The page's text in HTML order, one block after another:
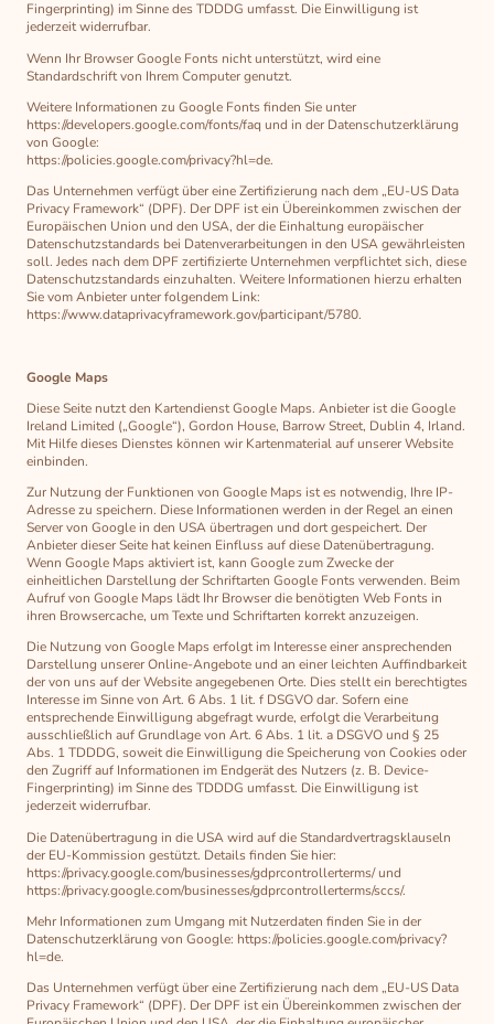
Fingerprinting) im Sinne des TDDDG umfasst. Die Einwilligung ist
jederzeit widerrufbar.
Wenn Ihr Browser Google Fonts nicht unterstützt, wird eine
Standardschrift von Ihrem Computer genutzt.
Weitere Informationen zu Google Fonts finden Sie unter
https://developers.google.com/fonts/faq und in der Datenschutzerklärung
von Google:
https://policies.google.com/privacy?hl=de.
Das Unternehmen verfügt über eine Zertifizierung nach dem „EU-US Data
Privacy Framework“ (DPF). Der DPF ist ein Übereinkommen zwischen der
Europäischen Union und den USA, der die Einhaltung europäischer
Datenschutzstandards bei Datenverarbeitungen in den USA gewährleisten
soll. Jedes nach dem DPF zertifizierte Unternehmen verpflichtet sich, diese
Datenschutzstandards einzuhalten. Weitere Informationen hierzu erhalten
Sie vom Anbieter unter folgendem Link:
https://www.dataprivacyframework.gov/participant/5780.
Google Maps
Diese Seite nutzt den Kartendienst Google Maps. Anbieter ist die Google
Ireland Limited („Google“), Gordon House, Barrow Street, Dublin 4, Irland.
Mit Hilfe dieses Dienstes können wir Kartenmaterial auf unserer Website
einbinden.
Zur Nutzung der Funktionen von Google Maps ist es notwendig, Ihre IP-
Adresse zu speichern. Diese Informationen werden in der Regel an einen
Server von Google in den USA übertragen und dort gespeichert. Der
Anbieter dieser Seite hat keinen Einfluss auf diese Datenübertragung.
Wenn Google Maps aktiviert ist, kann Google zum Zwecke der
einheitlichen Darstellung der Schriftarten Google Fonts verwenden. Beim
Aufruf von Google Maps lädt Ihr Browser die benötigten Web Fonts in
ihren Browsercache, um Texte und Schriftarten korrekt anzuzeigen.
Die Nutzung von Google Maps erfolgt im Interesse einer ansprechenden
Darstellung unserer Online-Angebote und an einer leichten Auffindbarkeit
der von uns auf der Website angegebenen Orte. Dies stellt ein berechtigtes
Interesse im Sinne von Art. 6 Abs. 1 lit. f DSGVO dar. Sofern eine
entsprechende Einwilligung abgefragt wurde, erfolgt die Verarbeitung
ausschließlich auf Grundlage von Art. 6 Abs. 1 lit. a DSGVO und § 25
Abs. 1 TDDDG, soweit die Einwilligung die Speicherung von Cookies oder
den Zugriff auf Informationen im Endgerät des Nutzers (z. B. Device-
Fingerprinting) im Sinne des TDDDG umfasst. Die Einwilligung ist
jederzeit widerrufbar.
Die Datenübertragung in die USA wird auf die Standardvertragsklauseln
der EU-Kommission gestützt. Details finden Sie hier:
https://privacy.google.com/businesses/gdprcontrollerterms/ und
https://privacy.google.com/businesses/gdprcontrollerterms/sccs/.
Mehr Informationen zum Umgang mit Nutzerdaten finden Sie in der
Datenschutzerklärung von Google: https://policies.google.com/privacy?
hl=de.
Das Unternehmen verfügt über eine Zertifizierung nach dem „EU-US Data
Privacy Framework“ (DPF). Der DPF ist ein Übereinkommen zwischen der